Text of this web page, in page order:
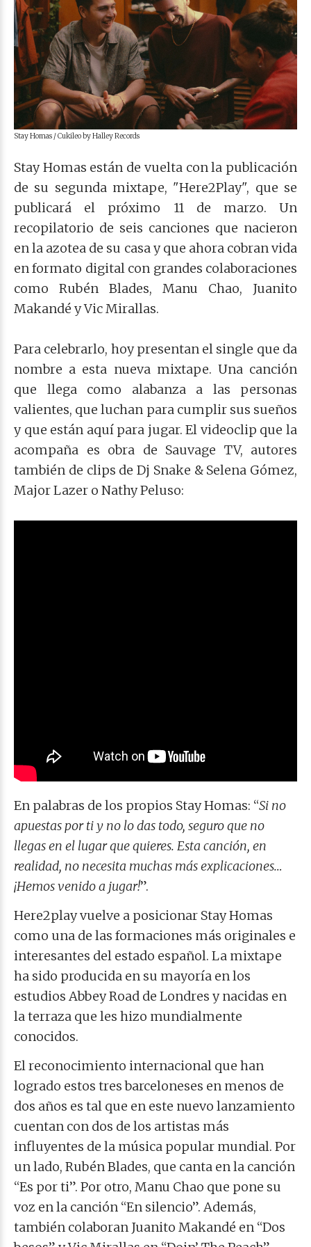
Stay Homas / Cukileo by Halley Records
Stay Homas están de vuelta con la publicación
de su segunda mixtape, "Here2Play", que se
publicará el próximo 11 de marzo. Un
recopilatorio de seis canciones que nacieron
en la azotea de su casa y que ahora cobran vida
en formato digital con grandes colaboraciones
como Rubén Blades, Manu Chao, Juanito
Makandé y Vic Mirallas.
Para celebrarlo, hoy presentan el single que da
nombre a esta nueva mixtape. Una canción
que llega como alabanza a las personas
valientes, que luchan para cumplir sus sueños
y que están aquí para jugar. El videoclip que la
acompaña es obra de Sauvage TV, autores
también de clips de Dj Snake & Selena Gómez,
Major Lazer o Nathy Peluso:
En palabras de los propios Stay Homas: “Si no
apuestas por ti y no lo das todo, seguro que no
llegas en el lugar que quieres. Esta canción, en
realidad, no necesita muchas más explicaciones…
¡Hemos venido a jugar!”.
Here2play vuelve a posicionar Stay Homas
como una de las formaciones más originales e
interesantes del estado español. La mixtape
ha sido producida en su mayoría en los
estudios Abbey Road de Londres y nacidas en
la terraza que les hizo mundialmente
conocidos.
El reconocimiento internacional que han
logrado estos tres barceloneses en menos de
dos años es tal que en este nuevo lanzamiento
cuentan con dos de los artistas más
influyentes de la música popular mundial. Por
un lado, Rubén Blades, que canta en la canción
“Es por ti”. Por otro, Manu Chao que pone su
voz en la canción “En silencio”. Además,
también colaboran Juanito Makandé en “Dos